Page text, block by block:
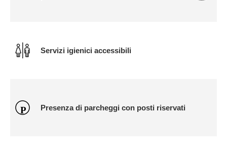
Servizi igienici accessibili
Presenza di parcheggi con posti riservati